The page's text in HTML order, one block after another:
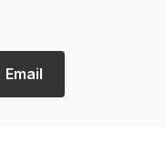
Email